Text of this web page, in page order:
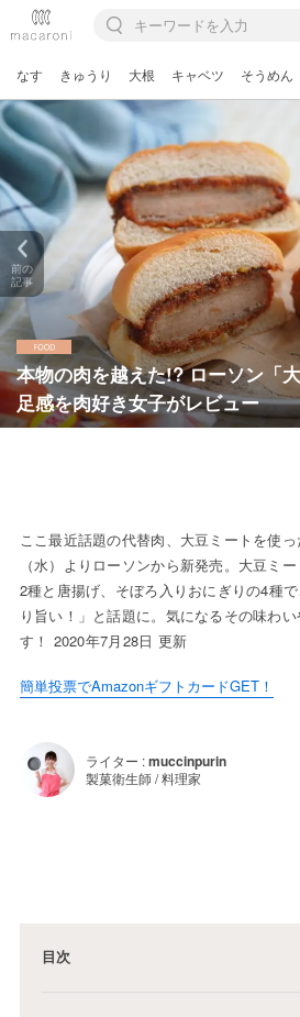
なす きゅうり 大根 キャベツ そうめん
本物の肉を越えた!? ローソン「
足感を肉好き女子がレビュー
前の
記事
ここ最近話題の代替肉、大豆ミートを使
（水）よりローソンから新発売。大豆ミ
2種と唐揚げ、そぼろ入りおにぎりの4種
り旨い！」と話題に。気になるその味わ
す！ 2020年7月28日 更新
簡単投票でAmazonギフトカードGET！
ライター :muccinpurin
製菓衛生師 / 料理家
目次